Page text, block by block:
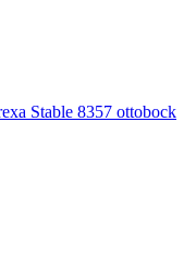
Stable 8357 ottobock